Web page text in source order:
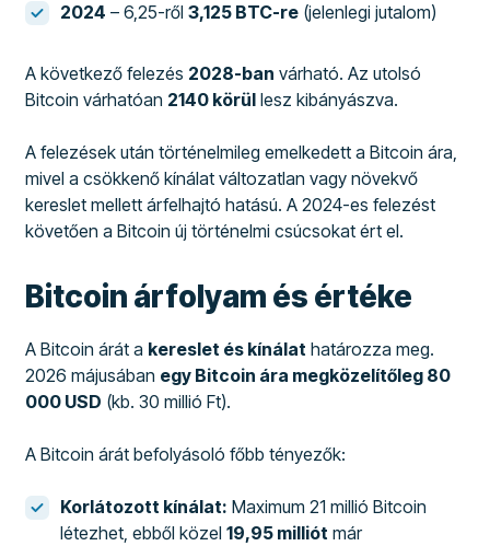
2024 – 6,25-ről3,125 BTC-re (jelenlegi jutalom)
A következő felezés 2028-ban várható. Az utolsó
Bitcoin várhatóan 2140 körül lesz kibányászva.
A felezések után történelmileg emelkedett a Bitcoin ára,
mivel a csökkenő kínálat változatlan vagy növekvő
kereslet mellett árfelhajtó hatású. A 2024-es felezést
követően a Bitcoin új történelmi csúcsokat ért el.
Bitcoin árfolyam és értéke
A Bitcoin árát a kereslet és kínálat határozza meg.
2026 májusában egy Bitcoin ára megközelítőleg 80
000 USD (kb. 30 millió Ft).
A Bitcoin árát befolyásoló főbb tényezők:
Korlátozott kínálat: Maximum 21 millió Bitcoin
létezhet, ebből közel19,95 milliót már